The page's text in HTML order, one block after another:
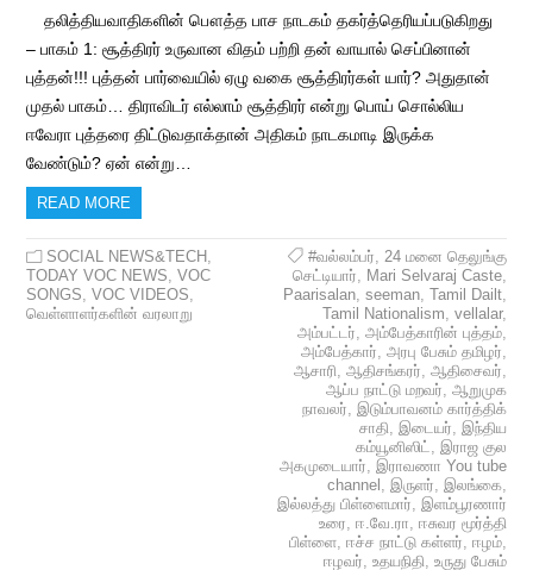
தலித்தியவாதிகளின் பௌத்த பாச நாடகம் தகர்த்தெரியப்படுகிறது
– பாகம் 1: சூத்திரர் உருவான விதம் பற்றி தன் வாயால் செப்பினான்
புத்தன்!!! புத்தன் பார்வையில் ஏழு வகை சூத்திரர்கள் யார்? அதுதான்
முதல் பாகம்… திராவிடர் எல்லாம் சூத்திரர் என்று பொய் சொல்லிய
ஈவேரா புத்தரை திட்டுவதாக்தான் அதிகம் நாடகமாடி இருக்க
வேண்டும்? ஏன் என்று…
READ MORE
SOCIAL NEWS&TECH ,
TODAY VOC NEWS,VOC
SONGS,VOC VIDEOS,
வெள்ளாளர்களின் வரலாறு
#வல்லம்பர், 24 மனை தெலுங்கு
செட்டியார், Mari Selvaraj Caste,
Paarisalan, seeman, Tamil Dailt,
Tamil Nationalism, vellalar,
அம்பட்டர், அம்பேத்காரின் புத்தம்,
அம்பேத்கார், அரபு பேசும் தமிழர்,
ஆசாரி, ஆதிசங்கரர், ஆதிசைவர்,
ஆப்ப நாட்டு மறவர், ஆறுமுக
நாவலர், இடும்பாவனம் கார்த்திக்
சாதி, இடையர், இந்திய
கம்யூனிஸிட், இராஜ குல
அகமுடையார், இராவணா You tube
channel , இருளர், இலங்கை,
இல்லத்து பிள்ளைமார், இளம்பூரணார்
உரை, ஈ.வே.ரா, ஈசுவர மூர்த்தி
பிள்ளை, ஈச்ச நாட்டு கள்ளர், ஈழம்,
ஈழவர், உதயநிதி, உருது பேசும்